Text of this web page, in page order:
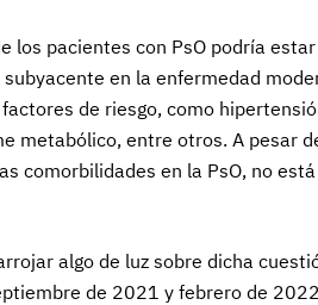
los pacientes con PsO podría
en la enfermedad
de riesgo, como
metabólico, entre otros. A pesar
comorbilidades en la PsO, no
algo de luz sobre dicha
de 2021 y febrero de